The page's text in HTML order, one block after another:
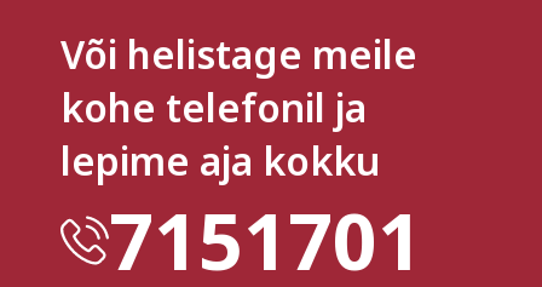
Või helistage meile
kohe telefonil ja
lepime aja kokku
7151701